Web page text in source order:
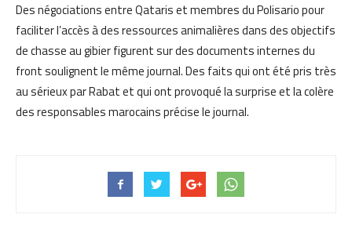
Des négociations entre Qataris et membres du Polisario pour
faciliter l’accès à des ressources animalières dans des objectifs
de chasse au gibier figurent sur des documents internes du
front soulignent le même journal. Des faits qui ont été pris très
au sérieux par Rabat et qui ont provoqué la surprise et la colère
des responsables marocains précise le journal.